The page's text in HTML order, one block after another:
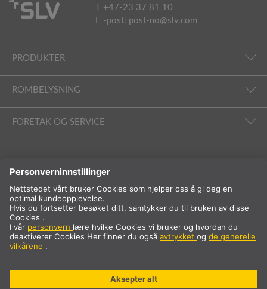
T +47-23 37 81 10
E -post: post-no@slv.com
PRODUKTER
ROMBELYSNING
FORETAK OG SERVICE
FØLG OSS
Internasjonalt
Internasjonalt